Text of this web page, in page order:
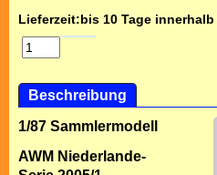
Lieferzeit:bis 10 Tage
Beschreibung
1/87 Sammlermodell
AWM Niederlande-